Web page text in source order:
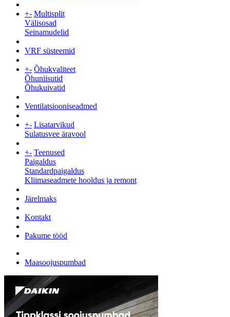
+- Multisplit
Välisosad
Seinamudelid
VRF süsteemid
+- Õhukvaliteet
Õhuniisutid
Õhukuivatid
Ventilatsiooniseadmed
+- Lisatarvikud
Sulatusvee äravool
+- Teenused
Paigaldus
Standardpaigaldus
Kliimaseadmete hooldus ja remont
Järelmaks
Kontakt
Pakume tööd
Maasoojuspumbad